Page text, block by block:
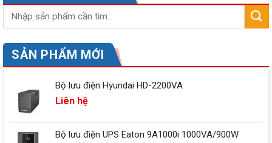
SẢN PHẨM MỚI
Bộ lưu điện Hyundai HD-2200VA
Liên hệ
Bộ lưu điện UPS Eaton 9A1000i 1000VA/900W